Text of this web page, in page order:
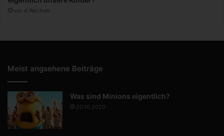
vor 4 Wochen
Meist angsehene Beiträge
Was sind Minions eigentlich?
20.10.2020